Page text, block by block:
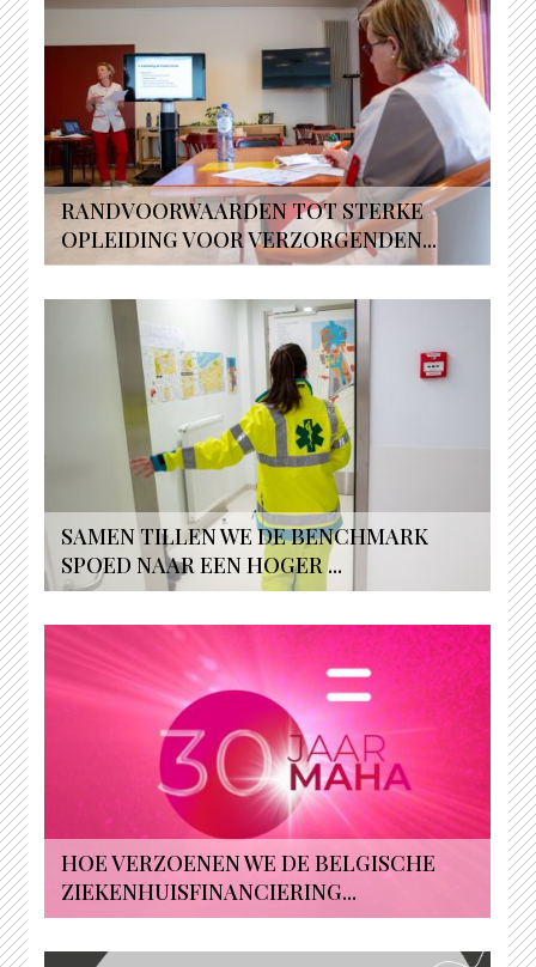
RANDVOORWAARDEN TOT STERKE
OPLEIDING VOOR VERZORGENDEN...
SAMEN TILLEN WE DE BENCHMARK
SPOED NAAR EEN HOGER ...
HOE VERZOENEN WE DE BELGISCHE
ZIEKENHUISFINANCIERING...